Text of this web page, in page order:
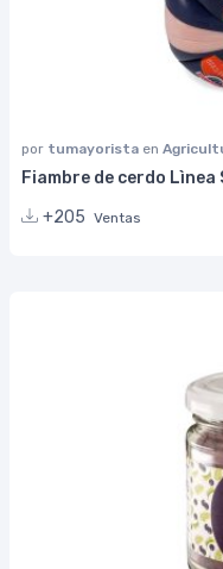
por tumayorista en
Fiambre de cerdo
+205 Ventas